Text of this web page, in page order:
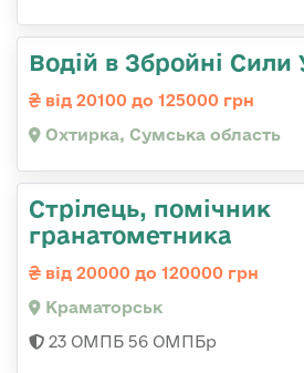
Водій в Збройні Сили
від 20100 до 125000 грн
Охтирка, Сумська область
Стрілець, помічник
гранатометника
від 20000 до 120000 грн
Краматорськ
23 ОМПБ 56 ОМПБр